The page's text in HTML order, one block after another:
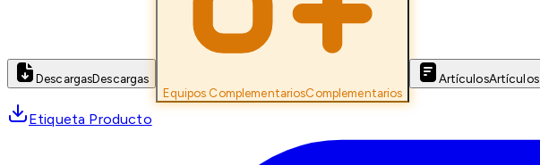
DescargasDescargas
Equipos ComplementariosComplementarios
ArtículosArtículos
Etiqueta Producto